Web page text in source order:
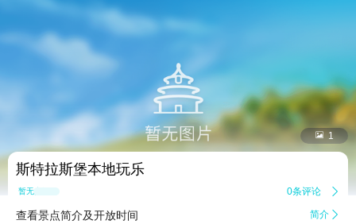
 1
斯特拉斯堡本地玩乐
暂无点评 0条评论 
查看景点简介及开放时间 简介 